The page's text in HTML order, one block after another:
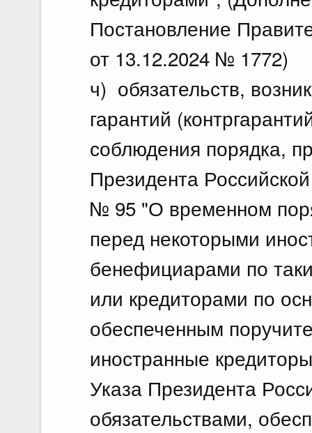
Постановление
от 13.12.2024 № 1772)
ч) обязательств,
гарантий
соблюдения порядка,
Президента
№ 95 "О временном
перед некоторыми
бенефициарами по
или кредиторами по
обеспеченным
иностранные
Указа Президента
обязательствами,